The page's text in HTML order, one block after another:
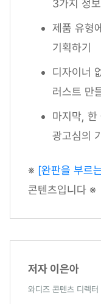
3가지 정보
제품 유형
기획하기
디자이너
러스트 만
마지막, 한
광고심의
※ [완판을 부르
콘텐츠입니다 ※
저자 이은아
와디즈 콘텐츠 디렉터